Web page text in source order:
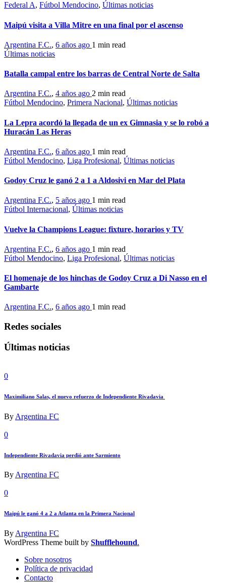
Federal A, Fútbol Mendocino, Últimas noticias
Maipú visita a Villa Mitre en una final por el ascenso
Argentina F.C., 6 años ago 1 min read
Últimas noticias
Batalla campal entre los barras de Central Norte de Salta
Argentina F.C., 4 años ago 2 min read
Fútbol Mendocino, Primera Nacional, Últimas noticias
La Lepra acordó la llegada de un ex Gimnasia y se lo robó a
Huracán Las Heras
Argentina F.C., 6 años ago 1 min read
Fútbol Mendocino, Liga Profesional, Últimas noticias
Godoy Cruz le ganó 2 a 1 a Aldosivi en Mar del Plata
Argentina F.C., 5 años ago 1 min read
Fútbol Internacional, Últimas noticias
Vuelve la Champions League: fixture, horarios y TV
Argentina F.C., 6 años ago 1 min read
Fútbol Mendocino, Liga Profesional, Últimas noticias
El homenaje de los hinchas de Godoy Cruz a Di Nasso en el
Gambarte
Argentina F.C., 6 años ago 1 min read
Redes sociales
Últimas noticias
0
Maximiliano Salas, el nuevo refuerzo de Independiente Rivadavia
By Argentina FC
0
Independiente Rivadavia perdió ante Sarmiento
ByArgentina FC
0
Maipú le ganó 4 a 2 a Atlanta en la Primera Nacional
ByArgentina FC
WordPress Theme built by Shufflehound.
Sobre nosotros
Política de privacidad
Contacto